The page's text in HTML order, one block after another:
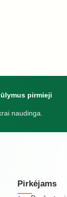
pirmieji
naudinga.
Pirkėjams